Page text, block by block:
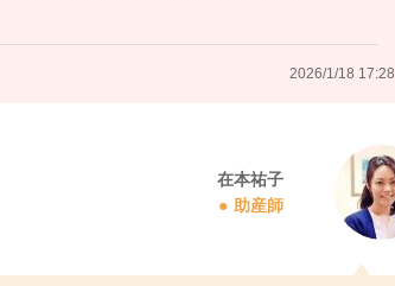
2026/1/18 17:28
在本祐子
助産師